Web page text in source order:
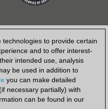
to provide certain
and to offer interest-
intended use, analysis
be used in addition to
you can make detailed
necessary partially) with
can be found in our